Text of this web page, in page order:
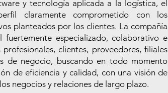
y tecnología aplicada a la logística, el
claramente comprometido con los
planteados por los clientes. La compañía
fuertemente especializado, colaborativo e
clientes, proveedores, filiales
de negocio, buscando en todo momento
de eficiencia y calidad, con una visión de
negocios y relaciones de largo plazo.